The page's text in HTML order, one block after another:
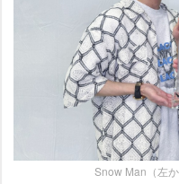
Snow Man（左